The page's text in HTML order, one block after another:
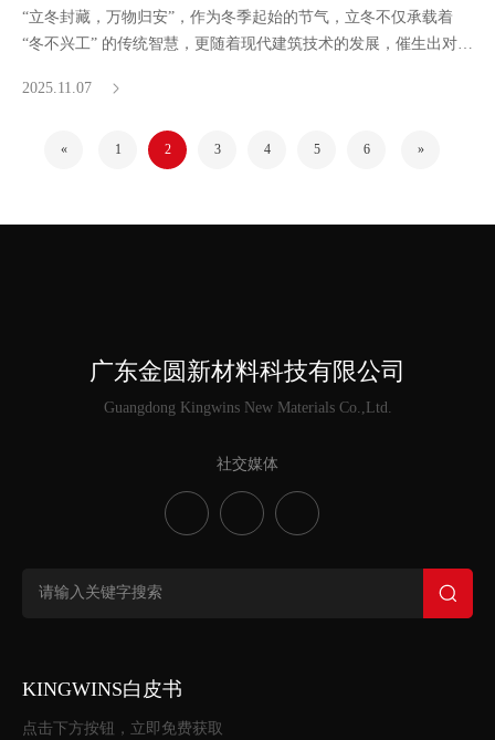
“立冬封藏，万物归安”，作为冬季起始的节气，立冬不仅承载着
“冬不兴工” 的传统智慧，更随着现代建筑技术的发展，催生出对高
2025.11.07
« 1 2 3 4 5 6 »
广东金圆新材料科技有限公司
Guangdong Kingwins New Materials Co.,Ltd.
社交媒体
KINGWINS白皮书
点击下方按钮，立即免费获取